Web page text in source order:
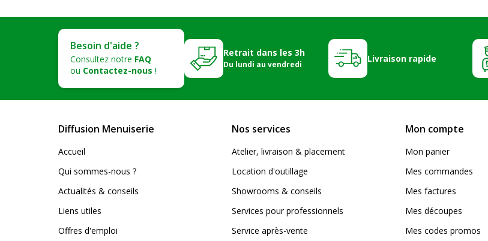
Besoin d'aide ?
Consultez notre FAQ
ou Contactez-nous !
Retrait dans les 3h
Du lundi au vendredi
Livraison rapide
Diffusion Menuiserie
Accueil
Qui sommes-nous ?
Actualités & conseils
Liens utiles
Offres d'emploi
Nos services
Atelier, livraison & placement
Location d'outillage
Showrooms & conseils
Services pour professionnels
Service après-vente
Mon compte
Mon panier
Mes commandes
Mes factures
Mes découpes
Mes codes promos